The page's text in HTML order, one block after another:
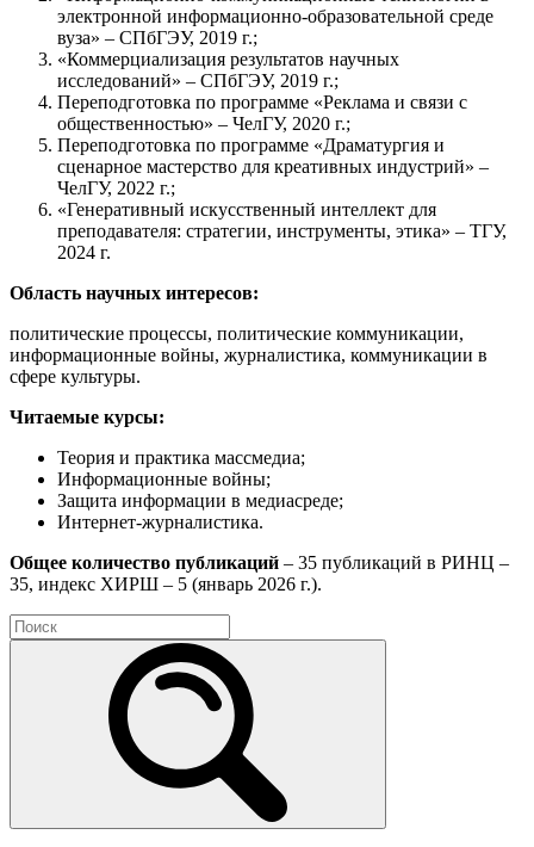
электронной информационно-образовательной среде
вуза» – СПбГЭУ, 2019 г.;
«Коммерциализация результатов научных
исследований» – СПбГЭУ, 2019 г.;
Переподготовка по программе «Реклама и связи с
общественностью» – ЧелГУ, 2020 г.;
Переподготовка по программе «Драматургия и
сценарное мастерство для креативных индустрий» –
ЧелГУ, 2022 г.;
«Генеративный искусственный интеллект для
преподавателя: стратегии, инструменты, этика» – ТГУ,
2024 г.
Область научных интересов:
политические процессы, политические коммуникации,
информационные войны, журналистика, коммуникации в
сфере культуры.
Читаемые курсы:
Теория и практика массмедиа;
Информационные войны;
Защита информации в медиасреде;
Интернет-журналистика.
Общее количество публикаций – 35 публикаций в РИНЦ –
35, индекс ХИРШ – 5 (январь 2026 г.).